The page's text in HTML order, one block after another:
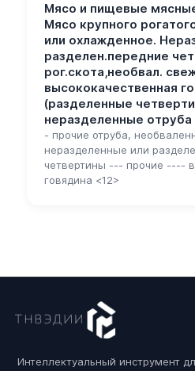
Мясо и пищевые
Мясо крупного
или охлажденное.
разделен.передние
рог.скота,необвал.
высококачественная
(разделенные
неразделенные отруба
- прочие отруба,
неразделенные или
четвертины --- прочие ----
говядина <12>
Интеллектуальный инструмент